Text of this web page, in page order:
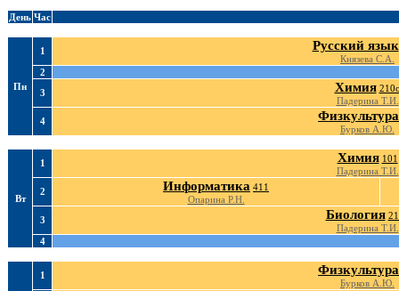
День Час
Пн
1 Русский язык
Князева С.А.
2
3
Химия
Падерина Т.И.
4
Физкультура
Бурков А.Ю.
Вт
1 Химия 101
Падерина Т.И.
2
Информатика 411
Опарина Р.Н.
3
Биология
Падерина Т.И.
4
1 Физкультура
Бурков А.Ю.